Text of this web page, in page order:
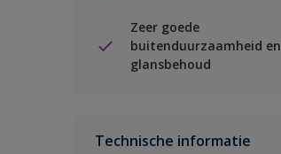
Zeer goede
buitenduurzaamheid en
glansbehoud
Technische informatie